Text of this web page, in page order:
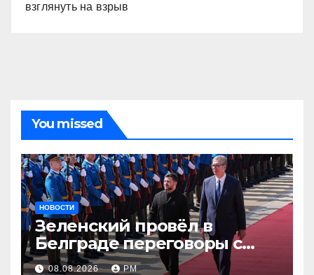
взглянуть на взрыв
You missed
НОВОСТИ
Зеленский провёл в
Белграде переговоры с
Вучичем
08.08.2026 РМ